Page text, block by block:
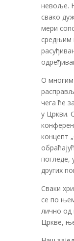
невоље.
свако
мери
средњим
О
чега ће
у Цркви.
концепт
погледе,
других
Сваки
се по
лично од
Цркве,